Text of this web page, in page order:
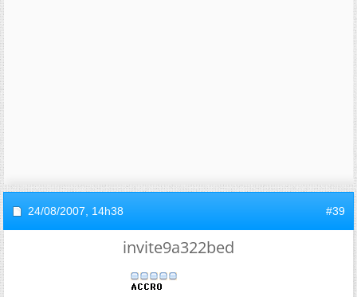
24/08/2007, 14h38 #39
invite9a322bed